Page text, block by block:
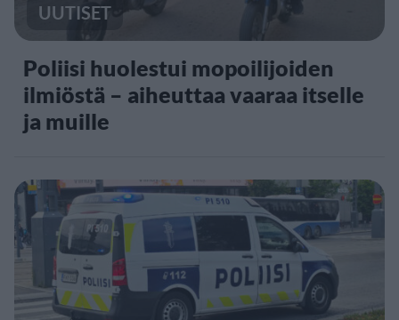
UUTISET
Poliisi huolestui mopoilijoiden
ilmiöstä – aiheuttaa vaaraa itselle
ja muille